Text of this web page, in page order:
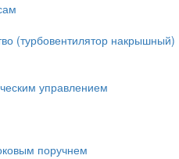
(турбовентилятор накрышный)
управлением
поручнем